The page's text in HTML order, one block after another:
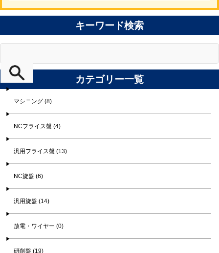
キーワード検索
カテゴリー一覧
マシニング (8)
NCフライス盤 (4)
汎用フライス盤 (13)
NC旋盤 (6)
汎用旋盤 (14)
放電・ワイヤー (0)
研削盤 (19)